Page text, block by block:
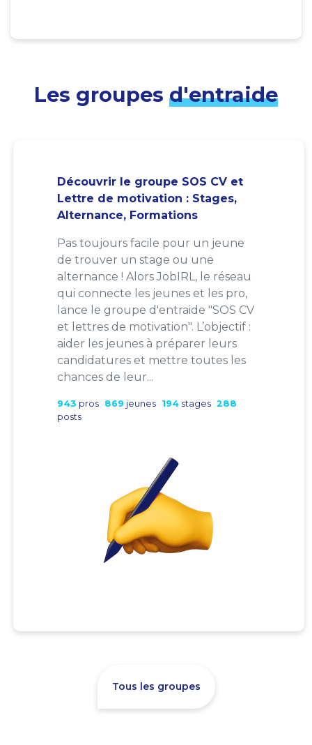
Les groupes d'entraide
Découvrir le groupe SOS CV et
Lettre de motivation : Stages,
Alternance, Formations
Pas toujours facile pour un jeune
de trouver un stage ou une
alternance ! Alors JobIRL, le réseau
qui connecte les jeunes et les pro,
lance le groupe d'entraide "SOS CV
et lettres de motivation". L’objectif :
aider les jeunes à préparer leurs
candidatures et mettre toutes les
chances de leur...
943 pros 869 jeunes 194 stages 288
posts
Tous les groupes